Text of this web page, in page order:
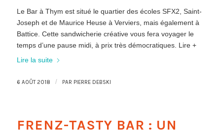
Le Bar à Thym est situé le quartier des écoles SFX2, Saint-
Joseph et de Maurice Heuse à Verviers, mais également à
Battice. Cette sandwicherie créative vous fera voyager le
temps d’une pause midi, à prix très démocratiques. Lire +
Lire la suite
6 AOÛT 2018 / PAR PIERRE DEBSKI
FRENZ-TASTY BAR : UN